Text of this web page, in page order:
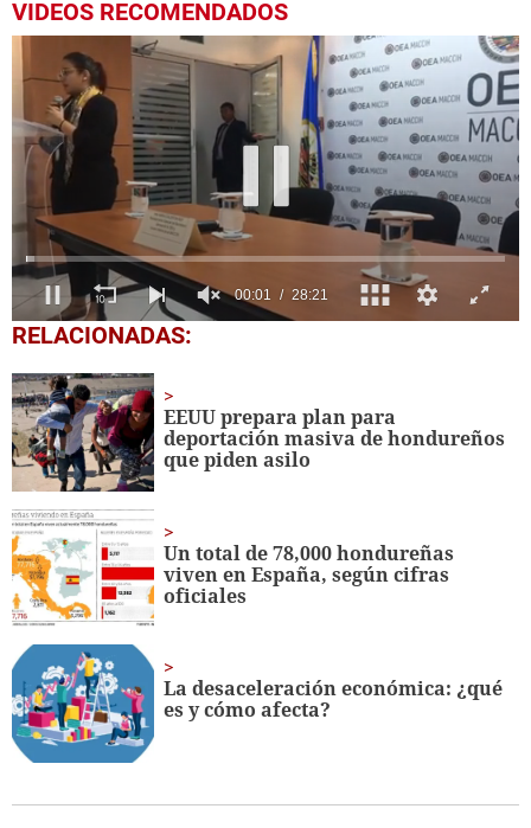
VIDEOS RECOMENDADOS
0
seconds
28
minutes,
21
seconds
RELACIONADAS:
EEUU prepara plan para
deportación masiva de hondureños
que piden asilo
Un total de 78,000 hondureñas
viven en España, según cifras
oficiales
La desaceleración económica: ¿qué
es y cómo afecta?